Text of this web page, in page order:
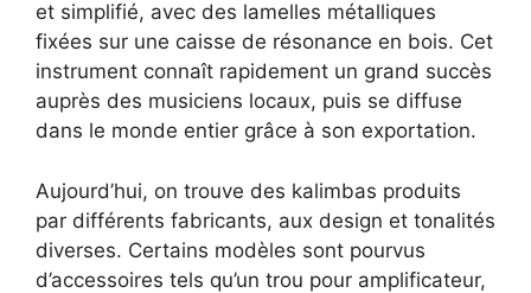
et simplifié, avec des lamelles métalliques
fixées sur une caisse de résonance en bois. Cet
instrument connaît rapidement un grand succès
auprès des musiciens locaux, puis se diffuse
dans le monde entier grâce à son exportation.
Aujourd’hui, on trouve des kalimbas produits
par différents fabricants, aux design et tonalités
diverses. Certains modèles sont pourvus
d’accessoires tels qu’un trou pour amplificateur,